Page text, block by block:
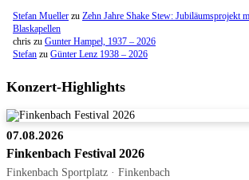
Stefan Mueller zu Zehn Jahre Shake Stew: Jubiläumsprojekt
Blaskapellen
chris zu Gunter Hampel, 1937 – 2026
Stefan zu Günter Lenz 1938 – 2026
Konzert-Highlights
07.08.2026
Finkenbach Festival 2026
Finkenbach Sportplatz · Finkenbach